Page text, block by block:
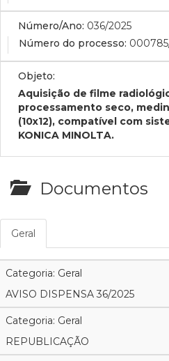
Número/Ano: 036/2025
Número do processo:
Objeto:
Aquisição de filme
processamento seco,
(10x12), compatível com
KONICA MINOLTA.
Documentos
Geral
Categoria: Geral
AVISO DISPENSA 36/2025
Categoria: Geral
REPUBLICAÇÃO